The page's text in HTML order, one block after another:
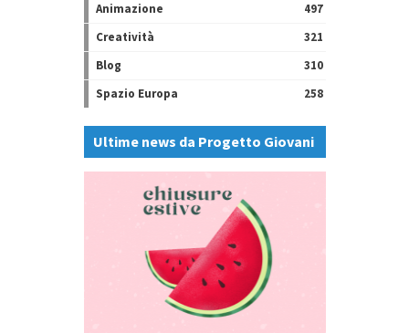
Animazione
497
Creatività
321
Blog
310
Spazio Europa
258
Ultime news da Progetto Giovani